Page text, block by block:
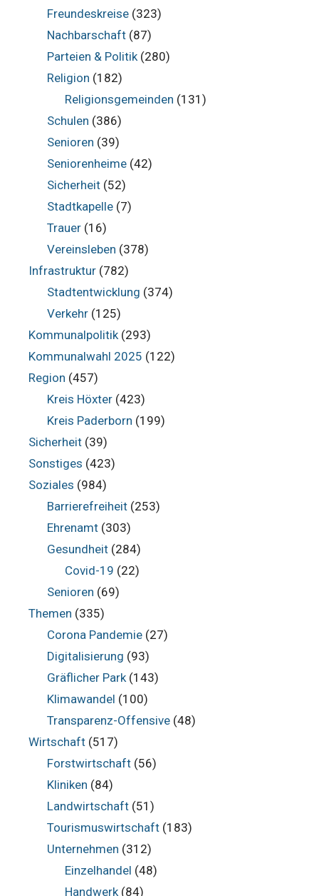
Freundeskreise(323)
Nachbarschaft(87)
Parteien & Politik(280)
Religion (182)
Religionsgemeinden (131)
Schulen (386)
Senioren (39)
Seniorenheime(42)
Sicherheit(52)
Stadtkapelle(7)
Trauer(16)
Vereinsleben (378)
Infrastruktur (782)
Stadtentwicklung (374)
Verkehr(125)
Kommunalpolitik (293)
Kommunalwahl 2025 (122)
Region (457)
Kreis Höxter(423)
Kreis Paderborn (199)
Sicherheit (39)
Sonstiges (423)
Soziales (984)
Barrierefreiheit(253)
Ehrenamt(303)
Gesundheit(284)
Covid-19 (22)
Senioren (69)
Themen (335)
Corona Pandemie(27)
Digitalisierung (93)
Gräflicher Park(143)
Klimawandel (100)
Transparenz-Offensive(48)
Wirtschaft (517)
Forstwirtschaft(56)
Kliniken (84)
Landwirtschaft(51)
Tourismuswirtschaft(183)
Unternehmen (312)
Einzelhandel (48)
Handwerk (84)